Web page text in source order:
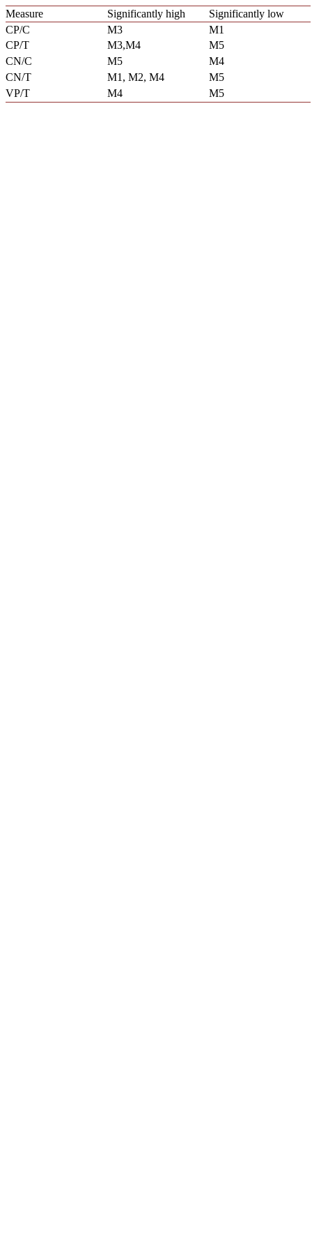
Measure Significantly high
Significantly low
CP/C
M3
M1
CP/T
M3,M4
M5
CN/C
M5
M4
CN/T
M1, M2, M4
M5
VP/T
M4 M5